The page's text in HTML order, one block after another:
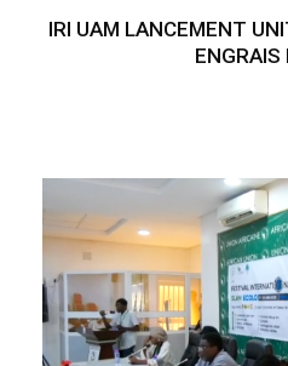
IRI UAM LANCEMENT
ENGRAIS